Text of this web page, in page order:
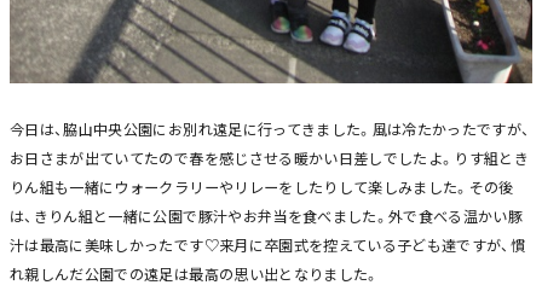
今日は、脇山中央公園にお別れ遠足に行ってきました。風は冷たかったですが、
お日さまが出ていてたので春を感じさせる暖かい日差しでしたよ。りす組とき
りん組も一緒にウォークラリーやリレーをしたりして楽しみました。その後
は、きりん組と一緒に公園で豚汁やお弁当を食べました。外で食べる温かい豚
汁は最高に美味しかったです♡来月に卒園式を控えている子ども達ですが、慣
れ親しんだ公園での遠足は最高の思い出となりました。